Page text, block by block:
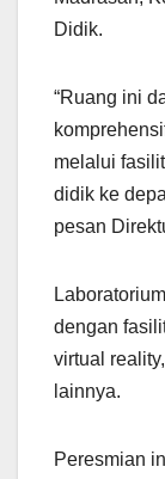
Didik.
“Ruang ini
melalui
didik ke
pesan
dengan
virtual
lainnya.
Peresmian